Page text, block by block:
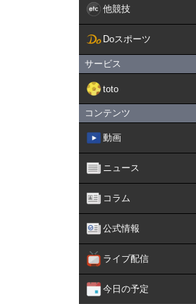
他競技
Doスポーツ
サービス
toto
コンテンツ
動画
ニュース
コラム
公式情報
ライブ配信
今日の予定